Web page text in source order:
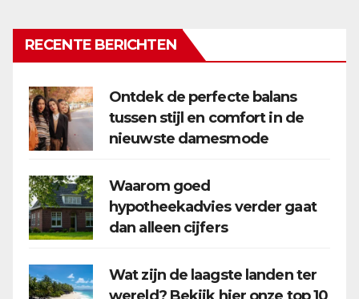
RECENTE BERICHTEN
Ontdek de perfecte balans
tussen stijl en comfort in de
nieuwste damesmode
Waarom goed
hypotheekadvies verder gaat
dan alleen cijfers
Wat zijn de laagste landen ter